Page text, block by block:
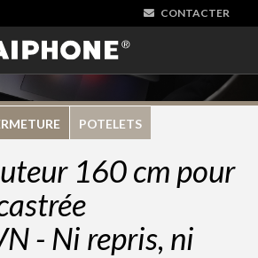
CONTACTER
POTELETS
160 cm pour
- Ni repris, ni